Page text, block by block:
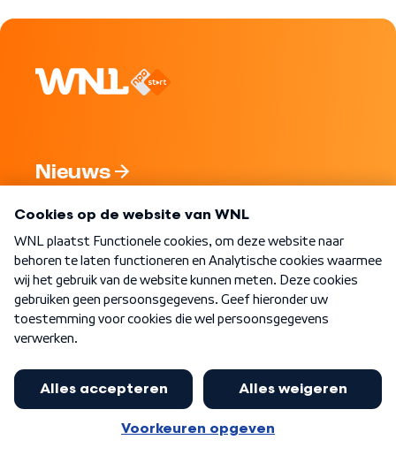
Nieuws
Nieuwsbrief
Word Lid